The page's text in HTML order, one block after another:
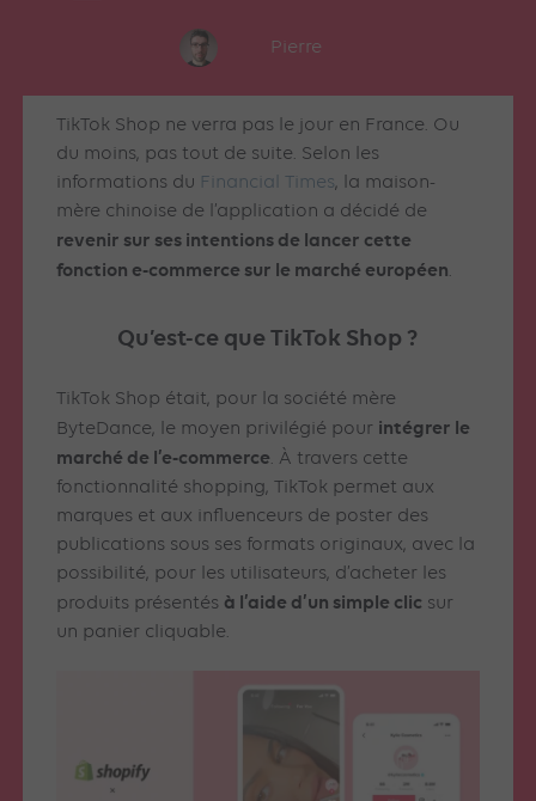
Pierre
TikTok Shop ne verra pas le jour en France. Ou
du moins, pas tout de suite. Selon les
informations du Financial Times, la maison-
mère chinoise de l’application a décidé de
revenir sur ses intentions de lancer cette
fonction e-commerce sur le marché européen.
Qu’est-ce que TikTok Shop ?
TikTok Shop était, pour la société mère
ByteDance, le moyen privilégié pour intégrer le
marché de l’e-commerce. À travers cette
fonctionnalité shopping, TikTok permet aux
marques et aux influenceurs de poster des
publications sous ses formats originaux, avec la
possibilité, pour les utilisateurs, d’acheter les
produits présentés à l’aide d’un simple clic sur
un panier cliquable.